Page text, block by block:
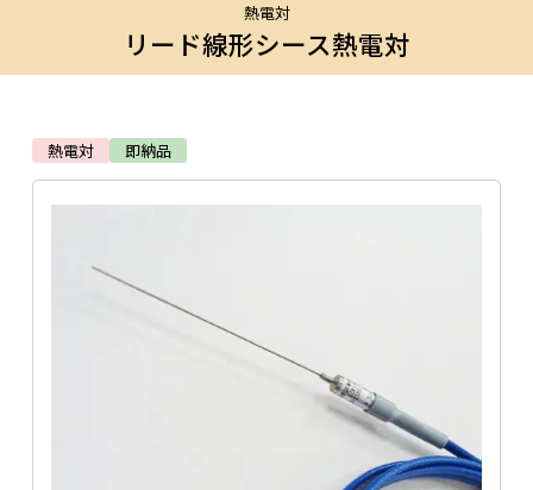
熱電対
リード線形シース熱電対
熱電対 即納品